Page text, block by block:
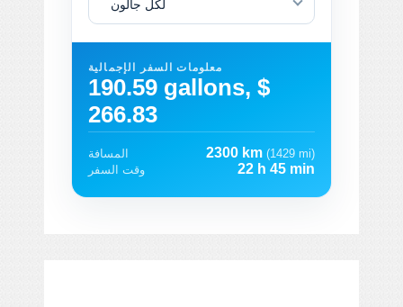
لكل جالون
معلومات السفر الإجمالية
190.59 gallons, $
266.83
المسافة 2300 km (1429 mi)
وقت السفر
22 h 45 min